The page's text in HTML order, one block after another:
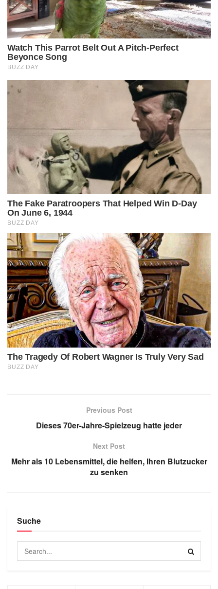
Previous Post
Dieses 70er-Jahre-Spielzeug hatte jeder
Next Post
Mehr als 10 Lebensmittel, die helfen, Ihren Blutzucker
zu senken
Suche